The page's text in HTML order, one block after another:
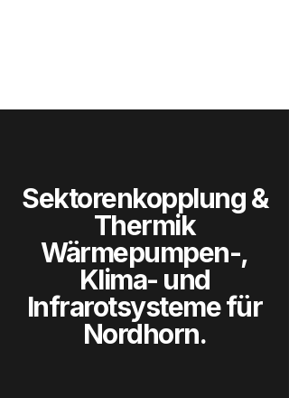
Sektorenkopplung &
Thermik
Wärmepumpen-,
Klima- und
Infrarotsysteme für
Nordhorn.